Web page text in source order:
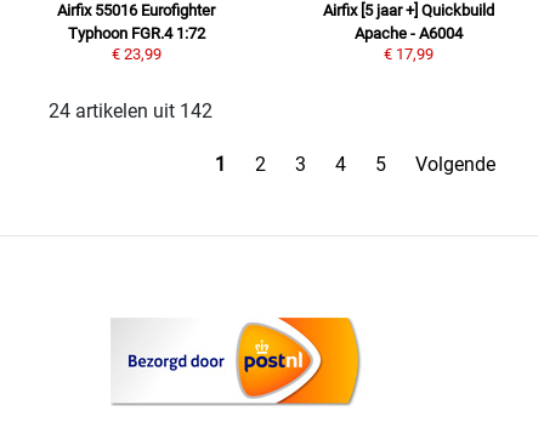
Airfix 55016 Eurofighter
Typhoon FGR.4 1:72
€ 23,99
Airfix [5 jaar +] Quickbuild
Apache - A6004
€ 17,99
24 artikelen uit 142
1 2 3 4 5 Volgende